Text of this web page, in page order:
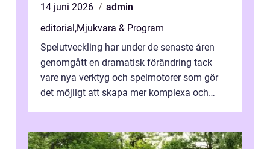
14 juni 2026
admin
editorial,Mjukvara & Program
Spelutveckling har under de senaste åren
genomgått en dramatisk förändring tack
vare nya verktyg och spelmotorer som gör
det möjligt att skapa mer komplexa och